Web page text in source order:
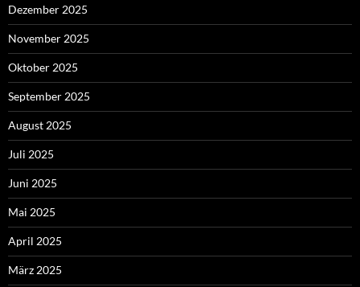
Dezember 2025
November 2025
Oktober 2025
September 2025
August 2025
Juli 2025
Juni 2025
Mai 2025
April 2025
März 2025